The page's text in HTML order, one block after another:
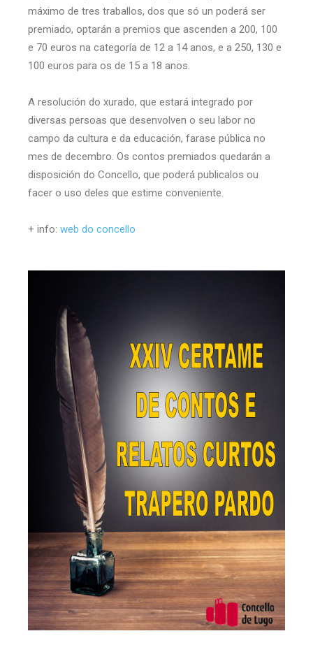
máximo de tres traballos, dos que só un poderá ser
premiado, optarán a premios que ascenden a 200, 100
e 70 euros na categoría de 12 a 14 anos, e a 250, 130 e
100 euros para os de 15 a 18 anos.
A resolución do xurado, que estará integrado por
diversas persoas que desenvolven o seu labor no
campo da cultura e da educación, farase pública no
mes de decembro. Os contos premiados quedarán a
disposición do Concello, que poderá publicalos ou
facer o uso deles que estime conveniente.
+ info: web do concello